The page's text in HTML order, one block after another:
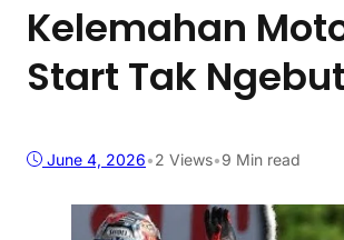
Kelemahan
Start Tak
June 4, 2026•2 Views•9 Min read